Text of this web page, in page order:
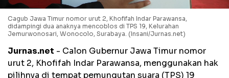
Cagub Jawa Timur nomor urut 2, Khofifah Indar Parawansa,
didampingi dua anaknya mencoblos di TPS 19, Kelurahan
Jemurwonosari, Wonocolo, Surabaya. (Insani/Jurnas.net)
Jurnas.net - Calon Gubernur Jawa Timur nomor
urut 2, Khofifah Indar Parawansa, menggunakan hak
pilihnya di tempat pemungutan suara (TPS) 19